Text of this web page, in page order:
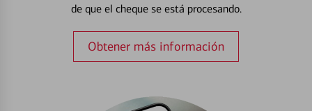
de que el cheque se está procesando.
Obtener más información